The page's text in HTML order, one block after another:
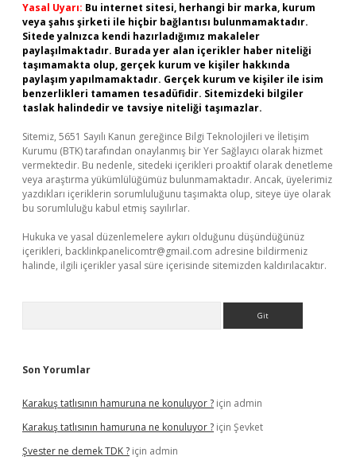
Yasal Uyarı: Bu internet sitesi, herhangi bir marka, kurum
veya şahıs şirketi ile hiçbir bağlantısı bulunmamaktadır.
Sitede yalnızca kendi hazırladığımız makaleler
paylaşılmaktadır. Burada yer alan içerikler haber niteliği
taşımamakta olup, gerçek kurum ve kişiler hakkında
paylaşım yapılmamaktadır. Gerçek kurum ve kişiler ile isim
benzerlikleri tamamen tesadüfidir. Sitemizdeki bilgiler
taslak halindedir ve tavsiye niteliği taşımazlar.
Sitemiz, 5651 Sayılı Kanun gereğince Bilgi Teknolojileri ve İletişim
Kurumu (BTK) tarafından onaylanmış bir Yer Sağlayıcı olarak hizmet
vermektedir. Bu nedenle, sitedeki içerikleri proaktif olarak denetleme
veya araştırma yükümlülüğümüz bulunmamaktadır. Ancak, üyelerimiz
yazdıkları içeriklerin sorumluluğunu taşımakta olup, siteye üye olarak
bu sorumluluğu kabul etmiş sayılırlar.
Hukuka ve yasal düzenlemelere aykırı olduğunu düşündüğünüz
içerikleri, backlinkpanelicomtr@gmail.com adresine bildirmeniz
halinde, ilgili içerikler yasal süre içerisinde sitemizden kaldırılacaktır.
Son Yorumlar
Karakuş tatlısının hamuruna ne konuluyor ? için admin
Karakuş tatlısının hamuruna ne konuluyor ? için Şevket
Şvester ne demek TDK ? için admin